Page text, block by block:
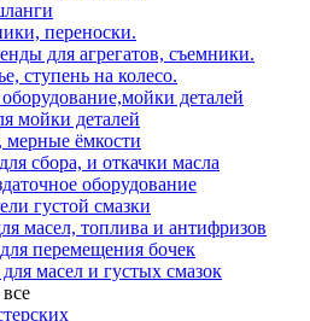
переноски.
для агрегатов, съемники.
ступень на колесо.
деталей
мойки деталей
ёмкости
сбора, и откачки масла
оборудование
густой смазки
масел, топлива и антифризов
перемещения бочек
масел и густых смазок